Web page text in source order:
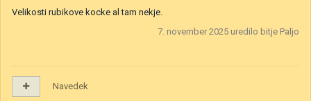
Velikosti rubikove kocke al tam nekje.
7. november 2025 uredilo bitje Paljo
Navedek